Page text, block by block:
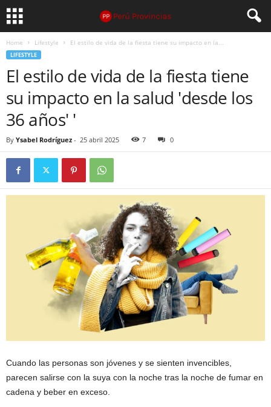
Home Lifestyle El estilo de vida de la fiesta tiene su impacto en la...
LIFESTYLE
El estilo de vida de la fiesta tiene
su impacto en la salud 'desde los
36 años' '
By Ysabel Rodríguez - 25 abril 2025 7 0
Cuando las personas son jóvenes y se sienten invencibles,
parecen salirse con la suya con la noche tras la noche de fumar en
cadena y beber en exceso.